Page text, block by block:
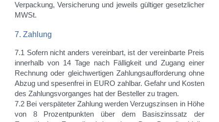
Verpackung, Versicherung und jeweils gültiger gesetzlicher
MWSt.
7. Zahlung
7.1 Sofern nicht anders vereinbart, ist der vereinbarte Preis
innerhalb von 14 Tage nach Fälligkeit und Zugang einer
Rechnung oder gleichwertigen Zahlungsaufforderung ohne
Abzug und spesenfrei in EURO zahlbar. Gefahr und Kosten
des Zahlungsvorganges hat der Besteller zu tragen.
7.2 Bei verspäteter Zahlung werden Verzugszinsen in Höhe
von 8 Prozentpunkten über dem Basiszinssatz der